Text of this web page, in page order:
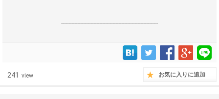
------------------------------------------------------------------
241 view お気に入りに追加